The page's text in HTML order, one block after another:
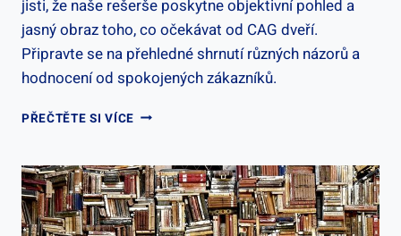
jisti, že naše rešerše poskytne objektivní pohled a
jasný obraz toho, co očekávat od CAG dveří.
Připravte se na přehledné shrnutí různých názorů a
hodnocení od spokojených zákazníků.
PŘEČTĚTE SI VÍCECAG
UŽIVATELSKÉ
RECENZE
CAG
DVEŘÍ